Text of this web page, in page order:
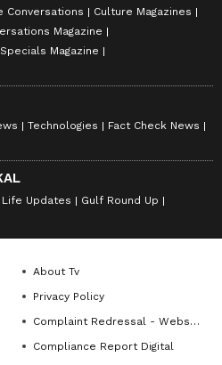
Conversations
Culture Magazines
Magazine
Magazine
Technologies
Fact Check News
Life Updates
Gulf Round Up
About Tv
Privacy Policy
Complaint Redressal - Website
Compliance Report Digital